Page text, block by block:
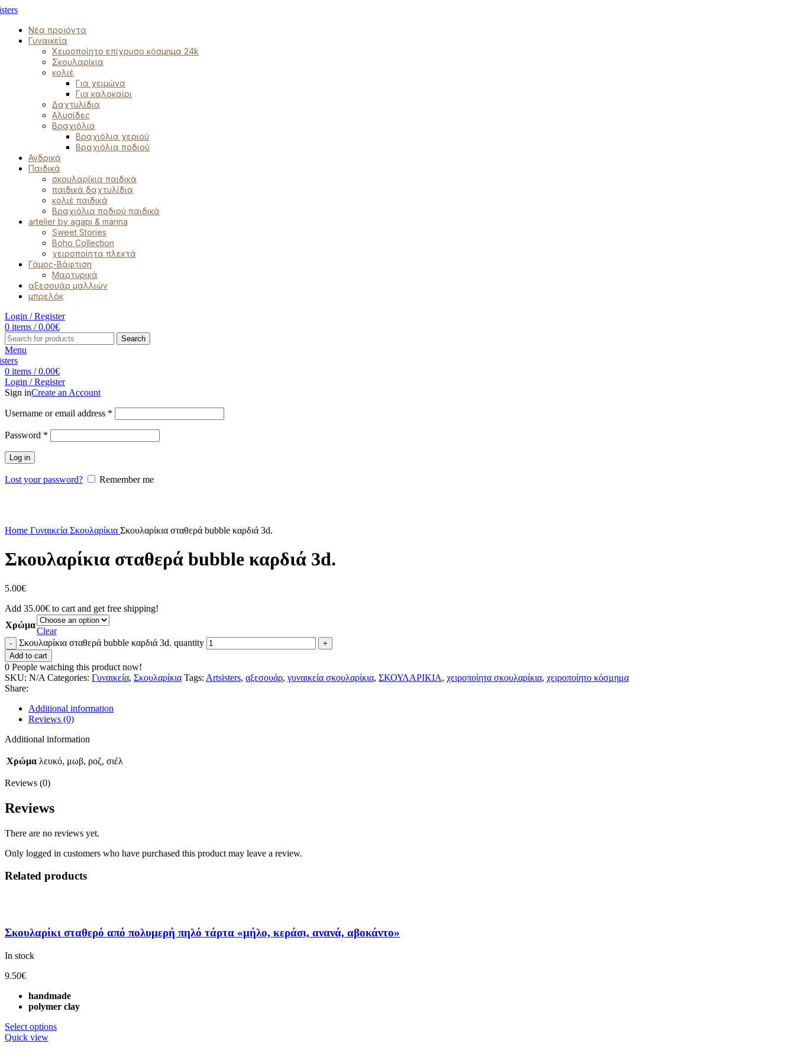
Νέα προϊόντα
Γυναικεία
Χειροποίητο επίχρυσο κόσμημα 24k
Σκουλαρίκια
κολιέ
Για χειμώνα
Για καλοκαίρι
Δαχτυλίδια
Αλυσίδες
Βραχιόλια
Βραχιόλια χεριού
Βραχιόλια ποδιού
Ανδρικά
Παιδικά
σκουλαρίκια παιδικά
παιδικά δαχτυλίδια
κολιέ παιδικά
Βραχιόλια ποδιού παιδικά
artelier by agapi & marina
Sweet Stories
Boho Collection
χειροποίητα πλεκτά
Γάμος-Βάφτιση
Μαρτυρικά
αξεσουάρ μαλλιών
μπρελόκ
Login / Register
0 items / 0.00€
Search
Menu
0 items / 0.00€
Login / Register
Sign inCreate an Account
Username or email address *
Password *
Log in
Lost your password? Remember me
Home Γυναικεία Σκουλαρίκια Σκουλαρίκια σταθερά bubble καρδιά 3d.
Σκουλαρίκια σταθερά bubble καρδιά 3d.
5.00€
Add 35.00€ to cart and get free shipping!
Χρώμα
Clear
Σκουλαρίκια σταθερά bubble καρδιά 3d. quantity
Add to cart
0 People watching this product now!
SKU: N/A Categories: Γυναικεία, Σκουλαρίκια Tags: Artsisters, αξεσουάρ, γυναικεία σκουλαρίκια, ΣΚΟΥΛΑΡΙΚΙΑ, χειροποίητα σκουλαρίκια, χειροποίητο κόσμημα
Share:
Additional information
Reviews (0)
Additional information
Χρώμα λευκό, μωβ, ροζ, σιέλ
Reviews (0)
Reviews
There are no reviews yet.
Only logged in customers who have purchased this product may leave a review.
Related products
Σκουλαρίκι σταθερό από πολυμερή πηλό τάρτα «μήλο, κεράσι, ανανά, αβοκάντο»
In stock
9.50€
handmade
polymer clay
Select options
Quick view